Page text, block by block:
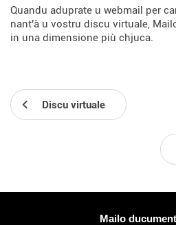
Quandu aduprate u webmail per
nant'à u vostru discu virtuale,
in una dimensione più chjuca.
Discu virtuale
Mailo